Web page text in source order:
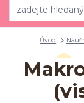
Úvod